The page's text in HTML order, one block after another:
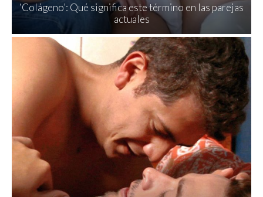
‘Colágeno’: Qué significa este término en las parejas
actuales